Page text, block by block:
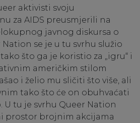
aktivisti svoju
za AIDS preusmjerili na
javnog diskursa o
se je u tu svrhu služio
što ga je koristio za „igru“ i
američkim stilom
i želio mu sličiti što više, ali
tako što će on obuhvaćati
U tu je svrhu Queer Nation
prostor brojnim akcijama